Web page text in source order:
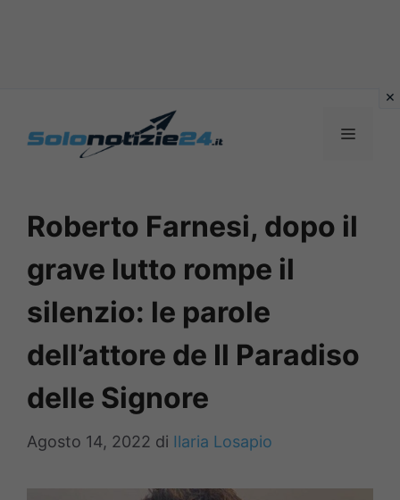
MENU
Roberto Farnesi, dopo il
grave lutto rompe il
silenzio: le parole
dell’attore de Il Paradiso
delle Signore
Agosto 14, 2022 di Ilaria Losapio